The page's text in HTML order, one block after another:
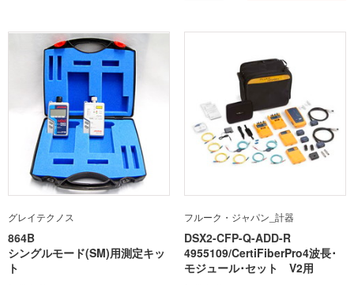
グレイテクノス
864B
シングルモード(SM)用測定キッ
ト
フルーク・ジャパン_計器
DSX2-CFP-Q-ADD-R
4955109/CertiFiberPro4波長･
モジュール･セット V2用